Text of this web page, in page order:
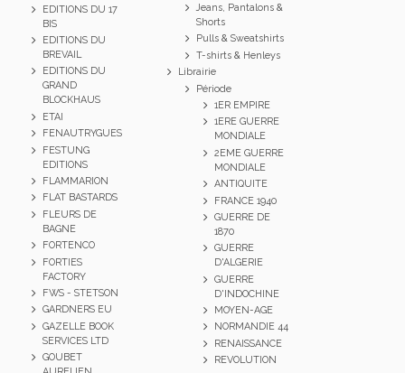
EDITIONS DU 17
BIS
EDITIONS DU
BREVAIL
EDITIONS DU
GRAND
BLOCKHAUS
ETAI
FENAUTRYGUES
FESTUNG
EDITIONS
FLAMMARION
FLAT BASTARDS
FLEURS DE
BAGNE
FORTENCO
FORTIES
FACTORY
FWS - STETSON
GARDNERS EU
GAZELLE BOOK
SERVICES LTD
GOUBET
Jeans, Pantalons &
Shorts
Pulls & Sweatshirts
T-shirts & Henleys
Librairie
Période
1ER EMPIRE
1ERE GUERRE
MONDIALE
2EME GUERRE
MONDIALE
ANTIQUITE
FRANCE 1940
GUERRE DE
1870
GUERRE
D'ALGERIE
GUERRE
D'INDOCHINE
MOYEN-AGE
NORMANDIE 44
RENAISSANCE
REVOLUTION